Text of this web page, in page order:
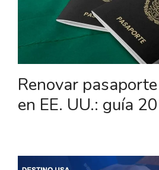
Renovar
en EE. UU.: guía